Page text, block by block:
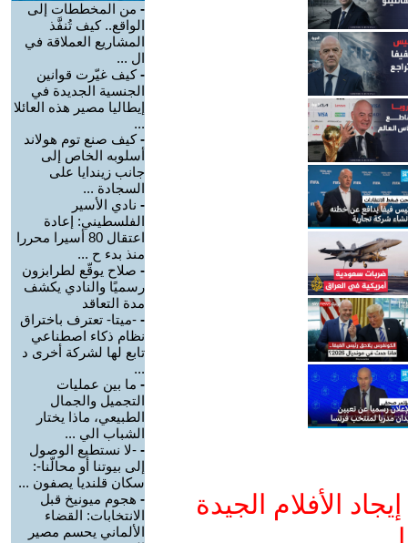
الأفلام الجيدة
- من المخططات إلى
الواقع.. كيف تُنفَّذ
المشاريع العملاقة في
ال ...
-كيف غيّرت قوانين
الجنسية الجديدة في
إيطاليا مصير هذه العائلا
...
-كيف صنع توم هولاند
أسلوبه الخاص إلى
جانب زيندايا على
السجادة ...
- نادي الأسير
الفلسطيني: إعادة
اعتقال 80 أسيرا محررا
منذ بدء ح ...
- صلاح يوقّع لطرابزون
رسميًا والنادي يكشف
مدة التعاقد
- -ميتا- تعترف باختراق
نظام ذكاء اصطناعي
تابع لها لشركة أخرى د
...
- ما بين عمليات
التجميل والجمال
الطبيعي، ماذا يختار
الشباب الي ...
- -لا نستطيع الوصول
إلى بيوتنا أو محالّنا-:
سكان قلنديا يصفون ...
- هجوم ميونيخ قبل
الانتخابات: القضاء
الألماني يحسم مصير